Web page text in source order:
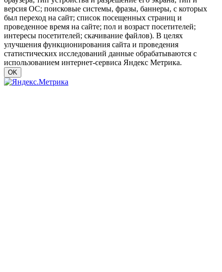
версия ОС; поисковые системы, фразы, баннеры, с которых
был переход на сайт; список посещенных страниц и
проведенное время на сайте; пол и возраст посетителей;
интересы посетителей; скачивание файлов). В целях
улучшения функционирования сайта и проведения
статистических исследований данные обрабатываются с
использованием интернет-сервиса Яндекс Метрика.
OK